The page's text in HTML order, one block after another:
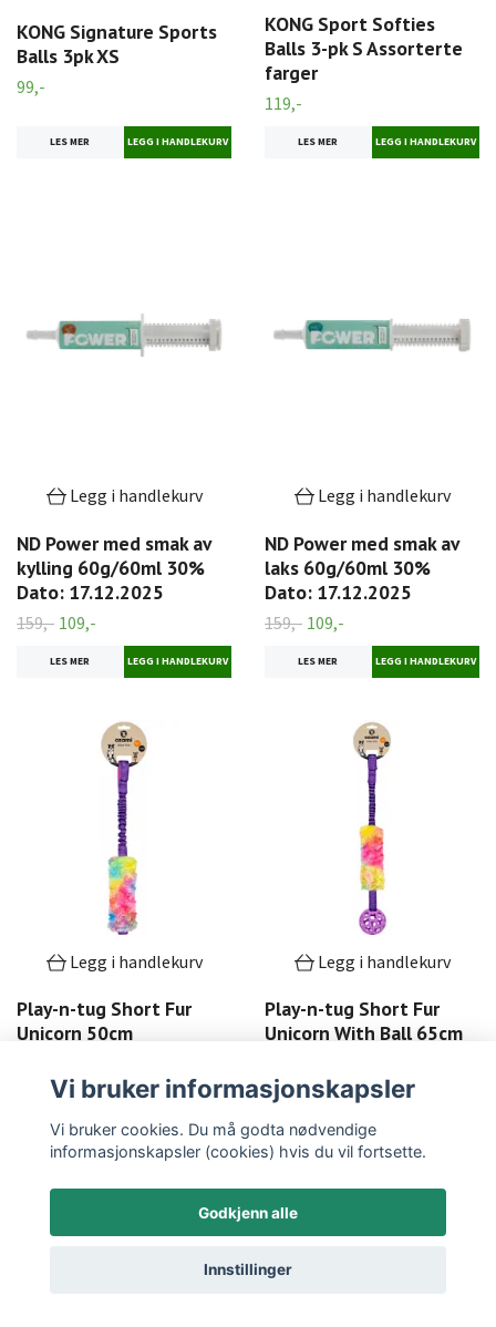
KONG Signature Sports
Balls 3pk XS
99,-
LES MER
KONG Sport Softies
Balls 3-pk S Assorterte
farger
119,-
LES MER
Legg i handlekurv
ND Power med smak av
kylling 60g/60ml 30%
Dato: 17.12.2025
159,- 109,-
LES MER
Legg i handlekurv
ND Power med smak av
laks 60g/60ml 30%
Dato: 17.12.2025
159,- 109,-
LES MER
Legg i handlekurv
Play-n-tug Short Fur
Unicorn 50cm
LES MER
Legg i handlekurv
Play-n-tug Short Fur
Unicorn With Ball 65cm
LES MER
Vi bruker informasjonskapsler
Vi bruker cookies. Du må godta nødvendige
informasjonskapsler (cookies) hvis du vil fortsette.
Godkjenn alle
Innstillinger